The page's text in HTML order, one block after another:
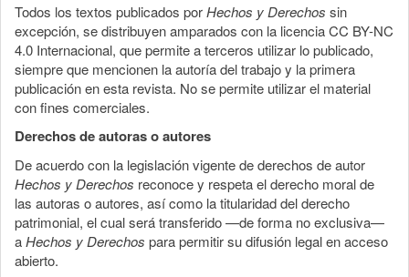
Todos los textos publicados porHechos y Derechos sin
excepción, se distribuyen amparados con la licencia CC BY-NC
4.0 Internacional, que permite a terceros utilizar lo publicado,
siempre que mencionen la autoría del trabajo y la primera
publicación en esta revista. No se permite utilizar el material
con fines comerciales.
Derechos de autoras o autores
De acuerdo con la legislación vigente de derechos de autor
Hechos y Derechos reconoce y respeta el derecho moral de
las autoras o autores, así como la titularidad del derecho
patrimonial, el cual será transferido —de forma no exclusiva—
aHechos y Derechos para permitir su difusión legal en acceso
abierto.